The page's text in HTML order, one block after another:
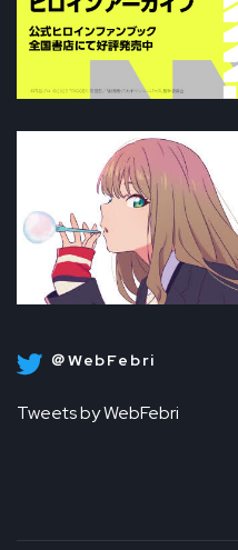
＠WebFebri
Tweets by WebFebri